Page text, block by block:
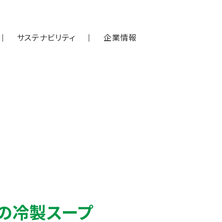
サステナビリティ 企業情報
冷製スープ